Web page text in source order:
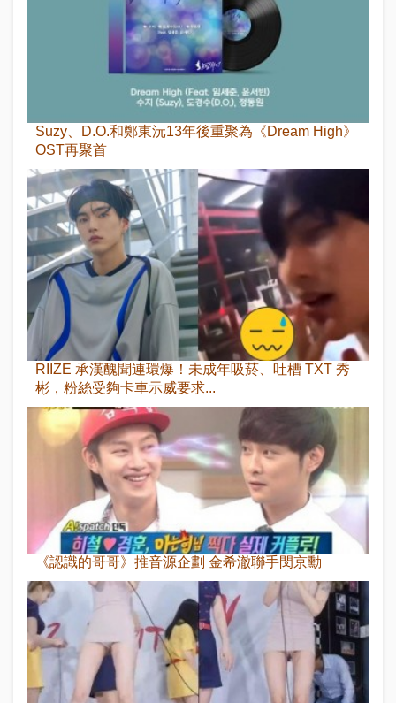
Suzy、D.O.和鄭東沅13年後重聚為《Dream High》
OST再聚首
RIIZE 承漢醜聞連環爆！未成年吸菸、吐槽 TXT 秀
彬，粉絲受夠卡車示威要求...
《認識的哥哥》推音源企劃 金希澈聯手閔京勳